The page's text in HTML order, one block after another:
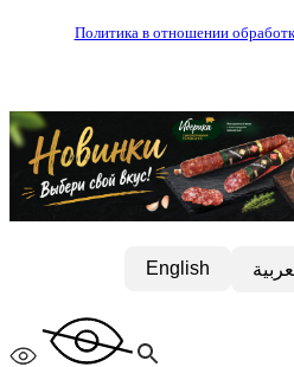
Политика в отношении
English